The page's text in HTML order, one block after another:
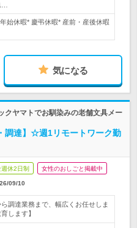
始休暇* 慶弔休暇* 産前・産後休暇
気になる
クヤマトでお馴染みの老舗文具メー
調達】☆週1リモートワーク勤
休2日制 女性のおしごと掲載中
09/10
調達業務まで、幅広くお任せしま
します】